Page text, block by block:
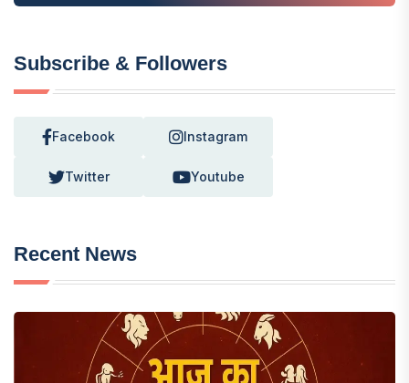
Subscribe & Followers
Facebook Instagram
Twitter Youtube
Recent News